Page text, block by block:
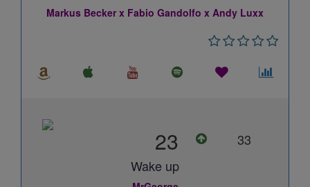
Markus Becker x Fabio Gandolfo x Andy Luxx
23
33
Wake up